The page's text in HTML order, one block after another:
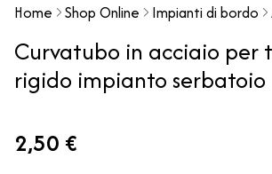
Home Shop Online Impianti di bordo
Curvatubo in acciaio per
rigido impianto serbatoio
2,50 €